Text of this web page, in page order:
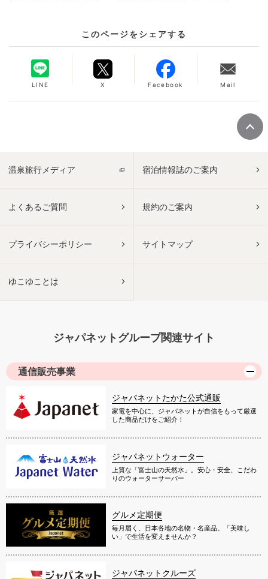
このページをシェアする
LINE X Facebook Mail
温泉旅行メディア 宿泊情報誌のご案内
よくあるご質問 規約のご案内
プライバシーポリシー サイトマップ
ゆこゆことは
ジャパネットグループ関連サイト
通信販売事業
ジャパネットたかた公式通販
家電を中心に、ジャパネットが自信をもって厳選
した商品だけをご紹介！
ジャパネットウォーター
上質な「富士山の天然水」。安心・安全、こだわ
りのウォーターサーバー
グルメ定期便
毎月届く、日本各地の名物・名産品。「美味し
い」で生活を変えませんか？
ジャパネットクルーズ